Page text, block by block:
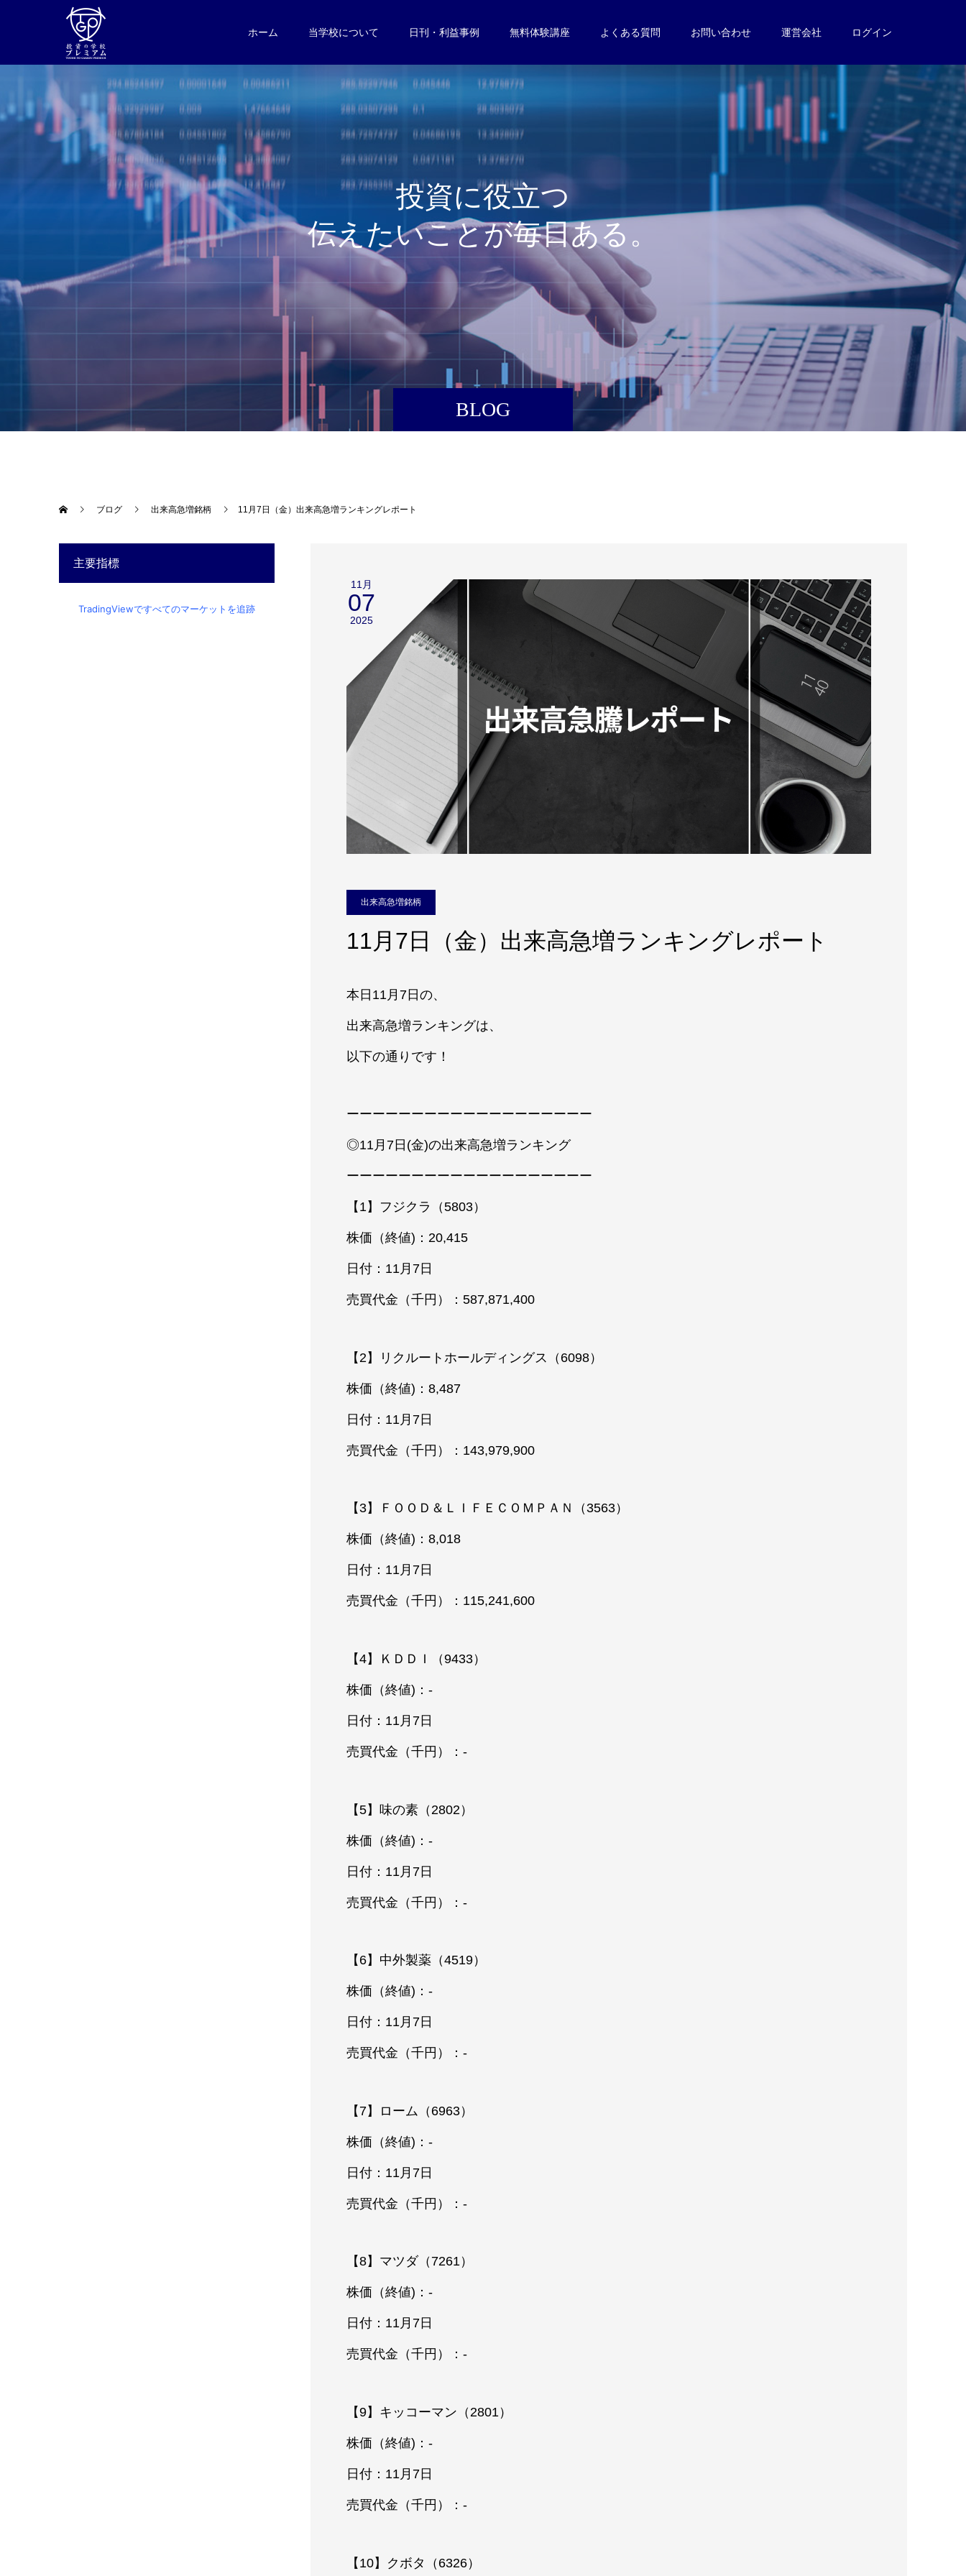
ホーム 当学校について 日刊・利益事例 無料体験講座 よくある質問 お問い合わせ 運営会社 ログイン
BLOG
投資に役立つ
伝え たいことが毎日あ る 。
ブログ 出来高急増銘柄 11月7日（金）出来高急増ランキングレポート
11月
07
2025
出来高急増銘柄
11月7日（金）出来高急増ランキングレポート
本日11月7日の、
出来高急増ランキングは、
以下の通りです！
ーーーーーーーーーーーーーーーーーーー
◎11月7日(金)の出来高急増ランキング
ーーーーーーーーーーーーーーーーーーー
【1】フジクラ（5803）
株価（終値)：20,415
日付：11月7日
売買代金（千円）：587,871,400
【2】リクルートホールディングス（6098）
株価（終値)：8,487
日付：11月7日
売買代金（千円）：143,979,900
【3】ＦＯＯＤ＆ＬＩＦＥＣＯＭＰＡＮ（3563）
株価（終値)：8,018
日付：11月7日
売買代金（千円）：115,241,600
【4】ＫＤＤＩ（9433）
株価（終値)：-
日付：11月7日
売買代金（千円）：-
【5】味の素（2802）
株価（終値)：-
日付：11月7日
売買代金（千円）：-
【6】中外製薬（4519）
株価（終値)：-
日付：11月7日
売買代金（千円）：-
【7】ローム（6963）
株価（終値)：-
日付：11月7日
売買代金（千円）：-
【8】マツダ（7261）
株価（終値)：-
日付：11月7日
売買代金（千円）：-
【9】キッコーマン（2801）
株価（終値)：-
日付：11月7日
売買代金（千円）：-
【10】クボタ（6326）
主要指標
TradingViewですべてのマーケットを追跡